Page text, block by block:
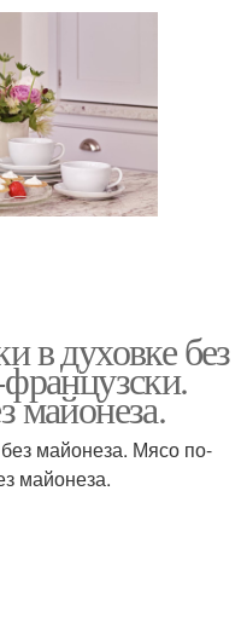
в духовке без
майонеза.
майонеза. Мясо по-
майонеза.